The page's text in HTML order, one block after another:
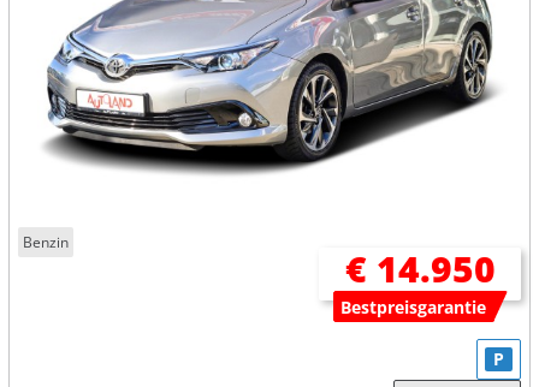
Benzin
€ 14.950
Bestpreisgarantie
P